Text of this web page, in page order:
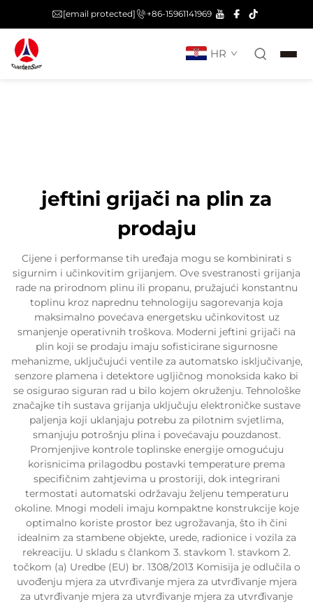
[email protected] +86-15961141969
HR
jeftini grijači na plin za
prodaju
Cijene i performanse tih uređaja mogu se kombinirati s
sigurnim i učinkovitim grijanjem. Ove svestranosti grijanja
rade na prirodnom plinu ili propanu, pružajući konstantnu
toplinu kroz naprednu tehnologiju sagorevanja koja
maksimalno povećava energetsku učinkovitost uz
smanjenje operativnih troškova. Moderni jeftini grijači na
plin koji se prodaju imaju sofisticirane sigurnosne
mehanizme, uključujući ventile za automatsko isključivanje,
senzore plamena i detektore ugljičnog monoksida kako bi
se osigurao siguran rad u bilo kojem okruženju. Tehnološke
značajke tih sustava grijanja uključuju elektroničke sustave
paljenja koji uklanjaju potrebu za pilotnim svjetlima,
smanjuju potrošnju plina i povećavaju pouzdanost.
Promjenjive kontrole toplinske energije omogućuju
korisnicima prilagodbu postavki temperature prema
specifičnim zahtjevima u prostoriji, dok integrirani
termostati automatski održavaju željenu temperaturu
okoline. Mnogi modeli imaju kompaktne konstrukcije koje
optimalno koriste prostor bez ugrožavanja, što ih čini
idealnim za stambene objekte, urede, radionice i vozila za
rekreaciju. U skladu s člankom 3. stavkom 1. stavkom 2.
točkom (a) Uredbe (EU) br. 1308/2013 Komisija je odlučila o
uvođenju mjera za utvrđivanje mjera za utvrđivanje mjera
za utvrđivanje mjera za utvrđivanje mjera za utvrđivanje